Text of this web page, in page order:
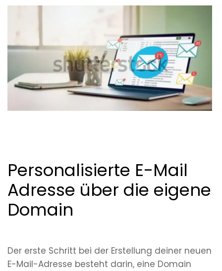
Personalisierte E-Mail
Adresse über die eigene
Domain
Der erste Schritt bei der Erstellung deiner neuen
E-Mail-Adresse besteht darin, eine Domain